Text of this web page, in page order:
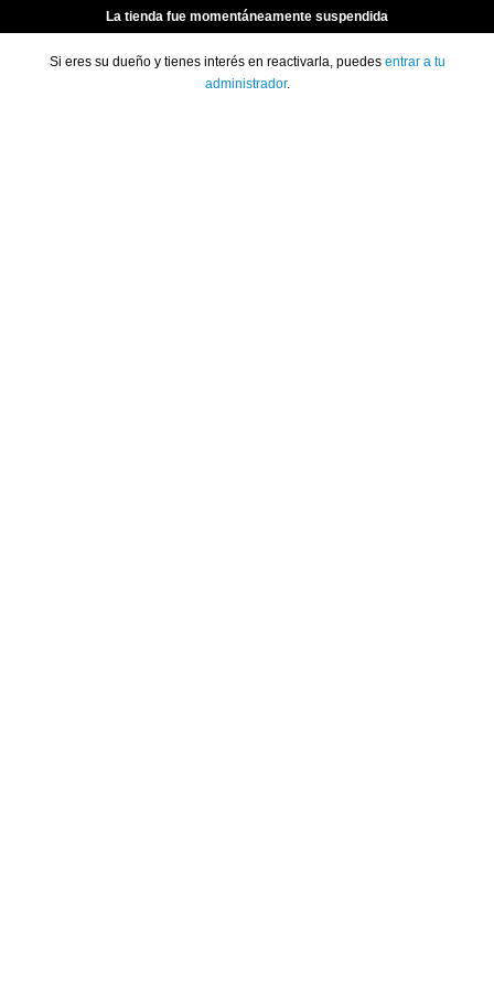
La tienda fue momentáneamente suspendida
Si eres su dueño y tienes interés en reactivarla, puedes entrar a tu
administrador.